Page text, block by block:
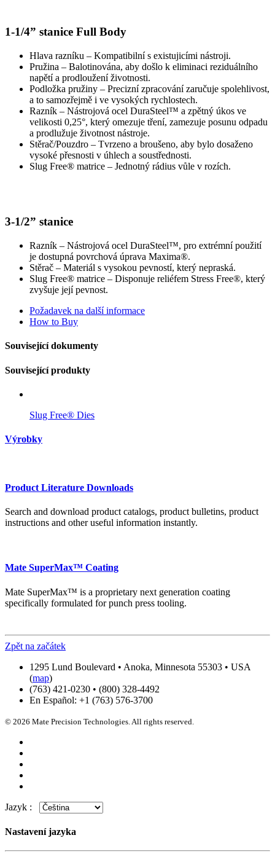
1-1/4” stanice Full Body
Hlava razníku – Kompatibilní s existujicími nástroji.
Pružina – Balotinována, aby došlo k eliminaci reziduálního
napětí a prodloužení životnosti.
Podložka pružiny – Precizní zpracování zaručuje spolehlivost,
a to samozřejmě i ve vysokých rychlostech.
Razník – Nástrojová ocel DuraSteel™ a zpětný úkos ve
velikosti 0,25°, který omezuje tření, zamezuje posunu odpadu
a prodlužuje životnost nástroje.
Stěrač/Pouzdro – Tvrzeno a broušeno, aby bylo dosaženo
vysoké přesnosti v úhlech a soustřednosti.
Slug Free® matrice – Jednotný rádius vůle v rozích.
3-1/2” stanice
Razník – Nástrojová ocel DuraSteel™, pro extrémní použití
je dostupná povrchová úprava Maxima®.
Stěrač – Materiál s vysokou pevností, který nepraská.
Slug Free® matrice – Disponuje reliéfem Stress Free®, který
zvyšuje její pevnost.
Požadavek na další informace
How to Buy
Související dokumenty
Související produkty
Slug Free® Dies
Výrobky
Product Literature Downloads
Search and download product catalogs, product bulletins, product
instructions and other useful information instantly.
Mate SuperMax™ Coating
Mate SuperMax™ is a proprietary next generation coating
specifically formulated for punch press tooling.
Zpět na začátek
1295 Lund Boulevard • Anoka, Minnesota 55303 • USA
(map)
(763) 421-0230 • (800) 328-4492
En Español: +1 (763) 576-3700
© 2026 Mate Precision Technologies. All rights reserved.
Jazyk :
Nastavení jazyka